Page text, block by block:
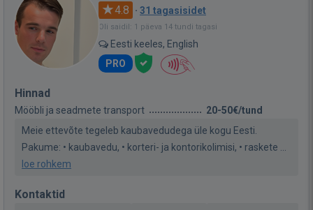
4.8 · 31 tagasisidet
Oli saidil: 1 päeva 14 tundi tagasi
Eesti keeles, English
PRO
Hinnad
Mööbli ja seadmete transport
20-50€/tund
Meie ettevõte tegeleb kaubavedudega üle kogu Eesti.
Pakume: • kaubavedu, • korteri- ja kontorikolimisi, • raskete ...
loe rohkem
Kontaktid